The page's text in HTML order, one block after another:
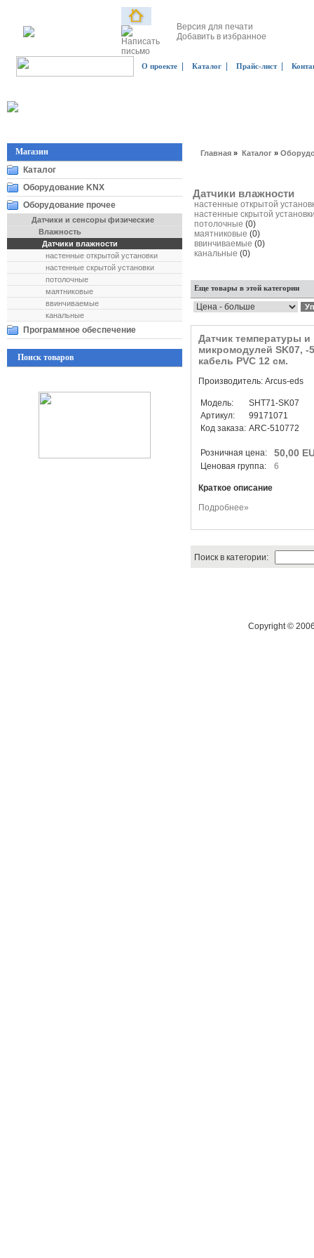
Версия для печати
Добавить в избранное
О проекте Каталог Прайс-лист|
Магазин
Каталог
Оборудование KNX
Оборудование прочее
Датчики и сенсоры физические
Влажность
Датчики влажности
настенные открытой установки
настенные скрытой установки
потолочные
маятниковые
ввинчиваемые
канальные
Программное обеспечение
Поиск товаров
Главная » Каталог »
Датчики влажности
настенные открытой
настенные скрытой
потолочные (0)
маятниковые (0)
ввинчиваемые (0)
канальные (0)
Еще товары в этой категории
Датчик температуры
микромодулей SK07, -
кабель PVC 12 см.
Производитель: Arcus-eds
Модель:
SHT71-SK07
Артикул:
99171071
Код заказа: ARC-510772
Розничная цена: 50,00
Ценовая группа: 6
Краткое описание
Подробнее»
Поиск в категории:
Copyright ©